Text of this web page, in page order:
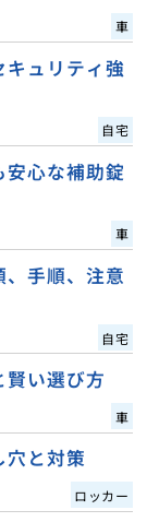
車
キュリティ強
自宅
心な補助錠
車
、手順、注意
自宅
賢い選び方
車
穴と対策
ロッカー